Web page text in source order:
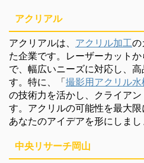
アクリアル
アクリアルは、 アクリル加工の
た企業です。レーザーカット
で、幅広いニーズに対応し、
す。特に、「撮影用アクリル水
の技術力を活かし、クライア
す。アクリルの可能性を最大限
あなたのアイデアを形にしまし
中央リサーチ岡山